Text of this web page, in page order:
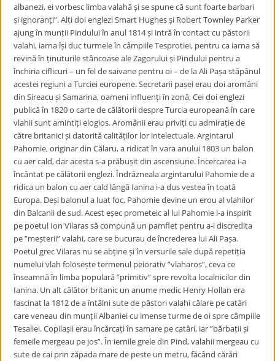
albanezi, ei vorbesc limba valahă și se spune că sunt foarte barbari
și ignoranți”. Alți doi englezi Smart Hughes și Robert Townley Parker
ajung în munții Pindului în anul 1814 și intră în contact cu păstorii
valahi, iarna își duc turmele în câmpiile Tesprotiei, pentru ca iarna să
revină în ținuturile stâncoase ale Zagorului și Pindului pentru a
închiria ciflicuri – un fel de saivane pentru oi – de la Ali Pașa stăpânul
acestei regiuni a Turciei europene. Secretarii pașei erau doi aromâni
din Sireacu și Samarina, oameni influenți în zonă, Cei doi englezi
publică în 1820 o carte de călătorii despre Turcia europeană în care
vlahii sunt amintiți elogios. Aromânii erau priviți cu admirație de
către britanici și datorită calităților lor intelectuale. Argintarul
Pahomie, originar din Călaru, a ridicat în vara anului 1803 un balon
cu aer cald, dar acesta s-a prăbușit din ascensiune. Încercarea i-a
încântat pe călătorii englezi. Îndrăzneala argintarului Pahomie de a
ridica un balon cu aer cald lângă Ianina i-a dus vestea în toată
Europa. Deși balonul a luat foc, Pahomie devine un erou al vlahilor
din Balcanii de sud. Acest eșec prometeic al lui Pahomie l-a inspirit
pe poetul Ion Vilaras să compună un pamflet pentru a-i discredita
pe ”meșterii” valahi, care se bucurau de încrederea lui Ali Pașa.
Poetul grec Vilaras nu se abține și în versurile sale după repetiția
numelui vlah folosește termenul peiorativ ”vlaharos”, ceva ce
înseamnă în limba populară ”primitiv” spre revolta localnicilor din
Ianina. Un alt călător britanic un anume medic Henry Hollan era
fascinat la 1812 de a întâlni sute de păstori valahi călare pe catâri
care veneau din munții Albaniei cu imense turme de oi spre câmpiile
Tesaliei. Copilașii erau încărcați în samare pe catâri, iar ”bărbații și
femeile mergeau pe jos”. În iernile grele din Pind, valahii mergeau cu
sute de cai prin zăpada mare de peste un metru, făcând cărări